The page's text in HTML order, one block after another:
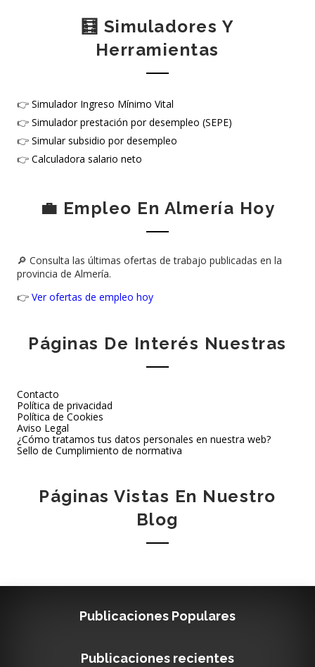
🧮 Simuladores Y
Herramientas
👉 Simulador Ingreso Mínimo Vital
👉 Simulador prestación por desempleo (SEPE)
👉 Simular subsidio por desempleo
👉 Calculadora salario neto
💼 Empleo En Almería Hoy
🔎 Consulta las últimas ofertas de trabajo publicadas en la
provincia de Almería.
👉 Ver ofertas de empleo hoy
Páginas De Interés Nuestras
Contacto
Política de privacidad
Política de Cookies
Aviso Legal
¿Cómo tratamos tus datos personales en nuestra web?
Sello de Cumplimiento de normativa
Páginas Vistas En Nuestro
Blog
Publicaciones Populares
Publicaciones recientes